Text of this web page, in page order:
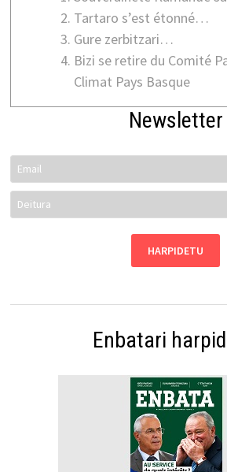
Tartaro s’est étonné…
Gure zerbitzari…
Bizi se retire du Comité
Climat Pays Basque
Newsletter
Enbatari